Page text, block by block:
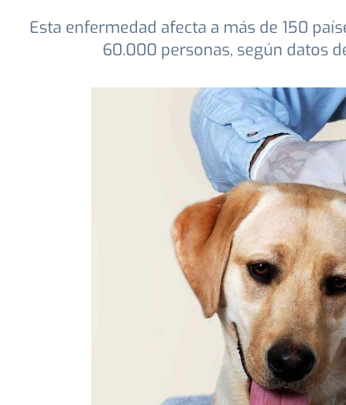
Esta enfermedad afecta a más de 150
60.000 personas, según datos